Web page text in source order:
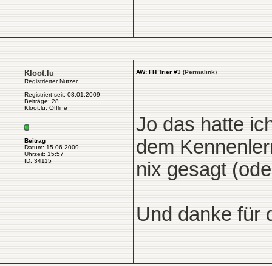
Kloot.lu
Registrierter Nutzer
Registriert seit: 08.01.2009
Beiträge: 28
Kloot.lu: Offline
Beitrag
Datum: 15.06.2009
Uhrzeit: 15:57
ID: 34115
AW: FH Trier #3 (Permalink)
Jo das hatte
dem
nix gesagt
Und danke für